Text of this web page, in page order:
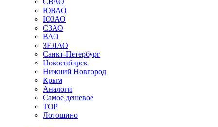
СВАО
ЮВАО
ЮЗАО
СЗАО
ВАО
ЗЕЛАО
Санкт-Петербург
Новосибирск
Нижний Новгород
Крым
Аналоги
Самое дешевое
TOP
Лотошино